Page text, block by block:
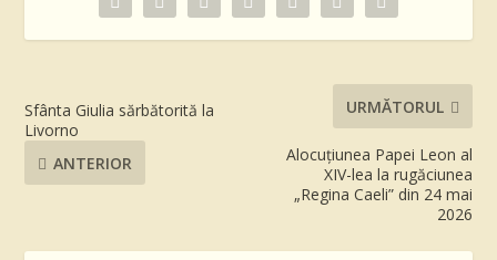
Sfânta Giulia sărbătorită la
Livorno
ANTERIOR
URMĂTORUL
Alocuțiunea Papei Leon al
XIV-lea la rugăciunea
„Regina Caeli” din 24 mai
2026